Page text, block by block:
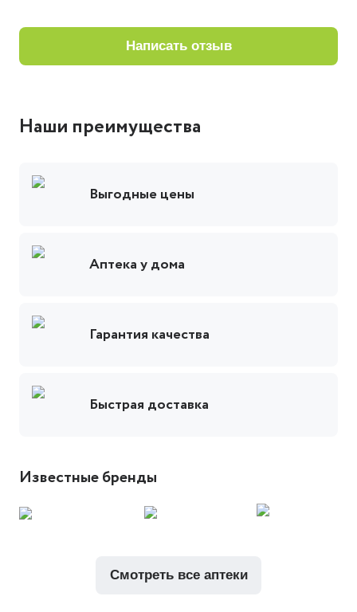
написать отзыв
Наши преимущества
Выгодные цены
Аптека у дома
Гарантия качества
Быстрая доставка
Известные бренды
смотреть все аптеки